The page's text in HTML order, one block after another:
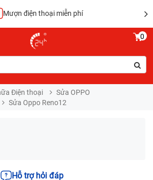
Mượn điện thoại miễn phí
0
Điện thoại
Sửa OPPO
Sửa Oppo Reno12
Hỗ trợ hỏi đáp